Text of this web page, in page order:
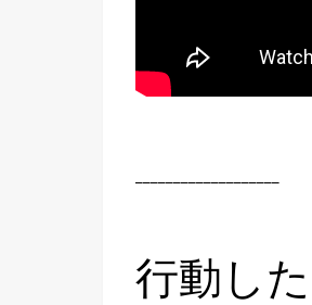
行動し